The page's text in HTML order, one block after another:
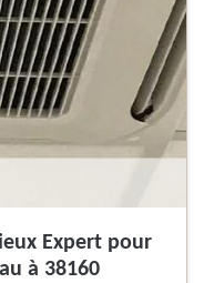
Expert pour
à 38160